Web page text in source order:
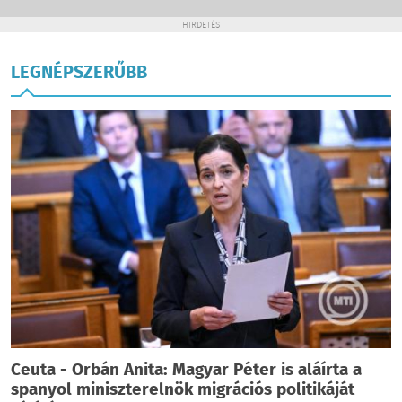
HIRDETÉS
LEGNÉPSZERŰBB
Ceuta - Orbán Anita: Magyar Péter is aláírta a
spanyol miniszterelnök migrációs politikáját